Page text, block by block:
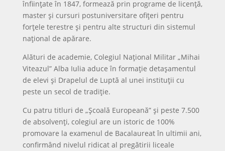
înființate în 1847, formează prin programe de licență,
master și cursuri postuniversitare ofițeri pentru
forțele terestre și pentru alte structuri din sistemul
național de apărare.
Alături de academie, Colegiul Național Militar „Mihai
Viteazul” Alba Iulia aduce în formație detașamentul
de elevi și Drapelul de Luptă al unei instituții cu
peste un secol de tradiție.
Cu patru titluri de „Școală Europeană” și peste 7.500
de absolvenți, colegiul are un istoric de 100%
promovare la examenul de Bacalaureat în ultimii ani,
confirmând nivelul ridicat al pregătirii liceale